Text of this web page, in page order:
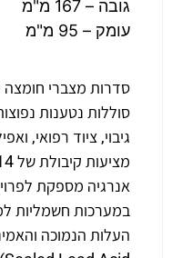
גובה – 167 מ"מ
עומק – 95 מ"מ
סוללות נטענות
גיבוי, ציוד רפואי,
אנרגיה מספקת
במערכות חשמליות